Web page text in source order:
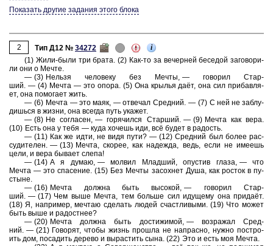
Показать другие задания этого блока
2 Тип Д12 № 34272
i
(1) Жили-⁠были три брата. (2) Как-⁠то за ве­чер­ней бе­се­дой за­го­во­ри­
ли они о Мечте.
— (3) Нель­зя че­ло­ве­ку без Мечты, — го­во­рил Стар­
ший. — (4) Мечта — это опора. (5) Она кры­лья даёт, она сил при­бав­ля­
ет, она по­мо­га­ет жить.
— (6) Мечта — это маяк, — от­ве­чал Сред­ний. — (7) С ней не за­блу­
дишь­ся в жизни, она все­гда путь ука­жет.
— (8) Не со­гла­сен, — го­ря­чил­ся Стар­ший. — (9) Мечта как вера.
(10) Есть она у тебя — куда хо­чешь иди, всё будет в ра­дость.
— (11) Как же идти, не видя пути? — (12) Сред­ний был более рас­
су­ди­те­лен. — (13) Мечта, ско­рее, как на­деж­да, ведь, если не име­ешь
цели, и вера бы­ва­ет слепа!
— (14) А я думаю, — мол­вил Млад­ший, опу­стив глаза, — что
Мечта — это спа­се­ние. (15) Без Мечты за­сох­нет Душа, как ро­сток в пу­
сты­не.
— (16) Мечта долж­на быть вы­со­кой, — го­во­рил Стар­
ший. — (17) Чем выше Мечта, тем боль­ше сил иду­ще­му она придаёт.
(18) Я, на­при­мер, меч­таю сде­лать людей счаст­ли­вы­ми. (19) Что может
быть выше и ра­дост­нее?
— (20) Мечта долж­на быть до­сти­жи­мой, — воз­ра­жал Сред­
ний. — (21) Го­во­рят, чтобы жизнь про­шла не на­прас­но, нужно по­стро­
ить дом, по­са­дить де­ре­во и вы­рас­тить сына. (22) Это и есть моя Мечта.